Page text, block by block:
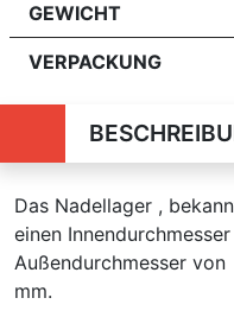
GEWICHT
VERPACKUNG
Das Nadellager ,
einen
Außendurchmesser
mm.